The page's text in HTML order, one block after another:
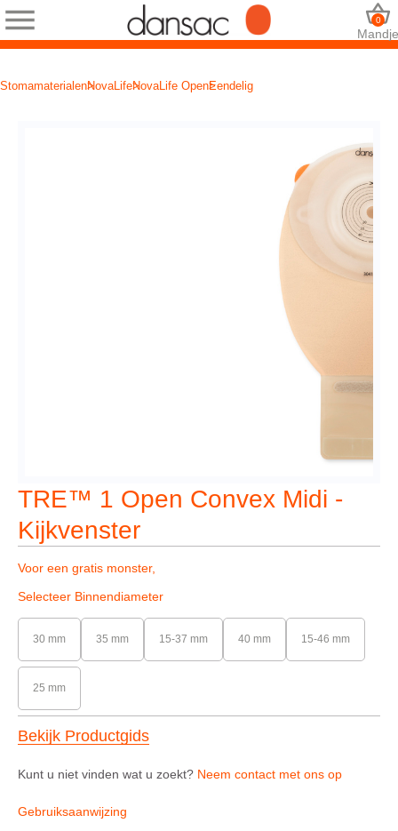
Mandje
0
StomamaterialenNovaLifeNovaLife OpenEendelig
TRE™ 1 Open Convex Midi -
Kijkvenster
Voor een gratis monster,
Selecteer Binnendiameter
30 mm 35 mm 15-37 mm 40 mm 15-46 mm
25 mm
Bekijk Productgids
Kunt u niet vinden wat u zoekt? Neem contact met ons op
Gebruiksaanwijzing